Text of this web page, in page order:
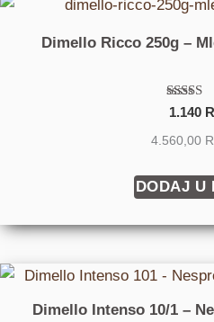
Dimello Ricco 250g –
od 5
1.140
4.560,00
DODAJ U
Dimello Intenso 10/1 –